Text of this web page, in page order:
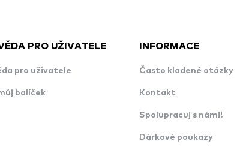
PRO UŽIVATELE
pro uživatele
balíček
INFORMACE
Často kladené otázky
Kontakt
Spolupracuj s námi!
Dárkové poukazy